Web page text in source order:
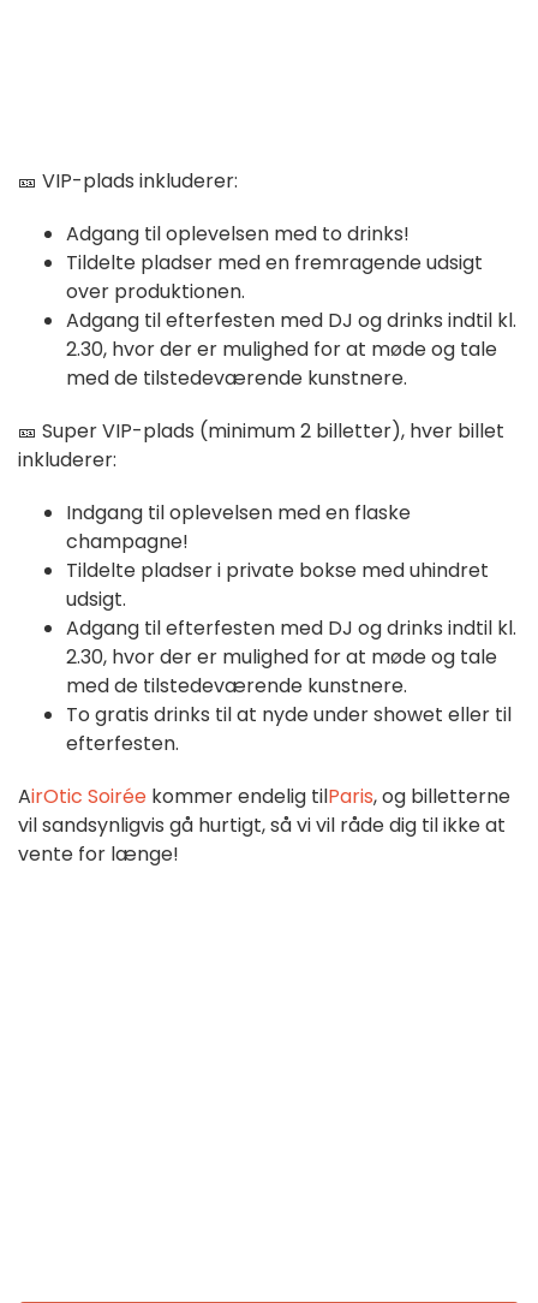
🎫 VIP-plads inkluderer:
Adgang til oplevelsen med to drinks!
Tildelte pladser med en fremragende udsigt
over produktionen.
Adgang til efterfesten med DJ og drinks indtil kl.
2.30, hvor der er mulighed for at møde og tale
med de tilstedeværende kunstnere.
🎫 Super VIP-plads (minimum 2 billetter), hver billet
inkluderer:
Indgang til oplevelsen med en flaske
champagne!
Tildelte pladser i private bokse med uhindret
udsigt.
Adgang til efterfesten med DJ og drinks indtil kl.
2.30, hvor der er mulighed for at møde og tale
med de tilstedeværende kunstnere.
To gratis drinks til at nyde under showet eller til
efterfesten.
AirOtic Soirée kommer endelig tilParis, og billetterne
vil sandsynligvis gå hurtigt, så vi vil råde dig til ikke at
vente for længe!